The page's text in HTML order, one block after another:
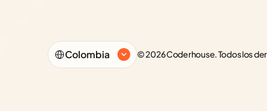
Select Language
Colombia © 2026 Coderhouse. Todos los